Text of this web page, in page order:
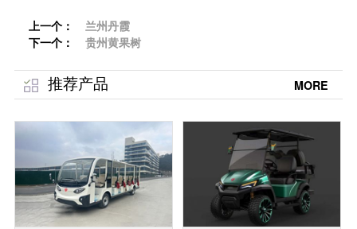
上一个：
兰州丹霞
下一个：
贵州黄果树
推荐产品 MORE